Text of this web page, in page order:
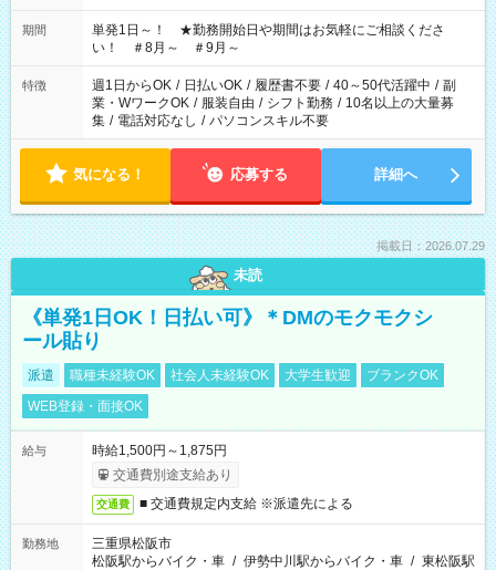
お気軽にご相談ください！
期間
単発1日～！ ★勤務開始日や期間はお気軽にご相談くださ
い！ ＃8月～ ＃9月～
特徴 週1日からOK / 日払いOK / 履歴書不要 / 40～50代活躍中 / 副
業・WワークOK / 服装自由 / シフト勤務 / 10名以上の大量募
集 / 電話対応なし / パソコンスキル不要
気になる！ 応募する 詳細へ
掲載日：2026.07.29
未読
《単発1日OK！日払い可》＊DMのモクモクシ
ール貼り
派遣 職種未経験OK 社会人未経験OK 大学生歓迎
ブランクOK
WEB登録・面接OK
給与
時給1,500円～1,875円
交通費別途支給あり
交通費 ■ 交通費規定内支給 ※派遣先による
勤務地
三重県松阪市
松阪駅からバイク・車 / 伊勢中川駅からバイク・車 / 東松阪駅